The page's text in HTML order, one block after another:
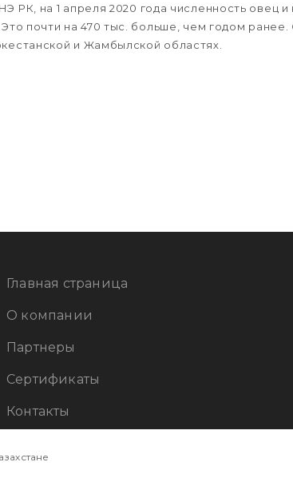
РК, на 1 апреля 2020 года численность овец и
Это почти на 470 тыс. больше, чем годом
и Жамбылской областях.
Главная страница
О компании
Партнеры
Сертификаты
Контакты